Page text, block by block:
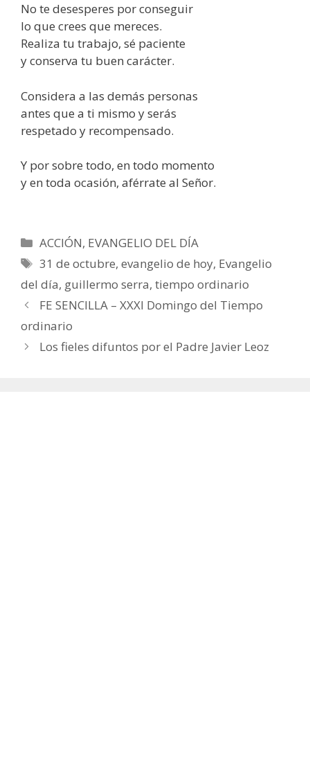
No te desesperes por conseguir
lo que crees que mereces.
Realiza tu trabajo, sé paciente
y conserva tu buen carácter.
Considera a las demás personas
antes que a ti mismo y serás
respetado y recompensado.
Y por sobre todo, en todo momento
y en toda ocasión, aférrate al Señor.
Categorías
ACCIÓN, EVANGELIO DEL DÍA
Etiquetas
31 de octubre,evangelio de hoy, Evangelio
del día, guillermo serra, tiempo ordinario
FE SENCILLA – XXXI Domingo del Tiempo
ordinario
Los fieles difuntos por el Padre Javier Leoz